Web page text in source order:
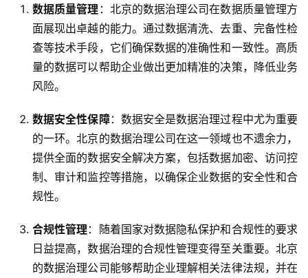
数据质量管理 ：北京的数据治理公司在数据质量管理方
面展现出卓越的能力。通过数据清洗、去重、完备性检
查等技术手段，它们确保数据的准确性和一致性。高质
量的数据可以帮助企业做出更加精准的决策，降低业务
风险。
数据安全性保障：数据安全是数据治理过程中尤为重要
的一环。北京的数据治理公司在这一领域也不遗余力，
提供全面的数据安全解决方案，包括数据加密、访问控
制、审计和监控等措施，以确保企业数据的安全性和合
规性。
合规性管理 ：随着国家对数据隐私保护和合规性的要求
日益提高，数据治理的合规性管理变得至关重要。北京
的数据治理公司能够帮助企业理解相关法律法规，并在